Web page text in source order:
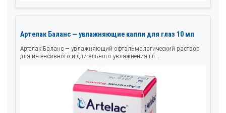
Артелак Баланс — увлажняющие капли для глаз 10 мл
Артелак Баланс — увлажняющий офтальмологический раствор
для интенсивного и длительного увлажнения гл...